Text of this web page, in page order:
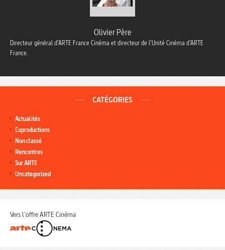
Olivier Père
Directeur général d’ARTE France Cinéma et directeur de l’Unité Cinéma d’ARTE
France.
CATÉGORIES
Actualités
Coproductions
Non classé
Rencontres
Sur ARTE
Uncategorized
Vers l'offre ARTE Cinéma